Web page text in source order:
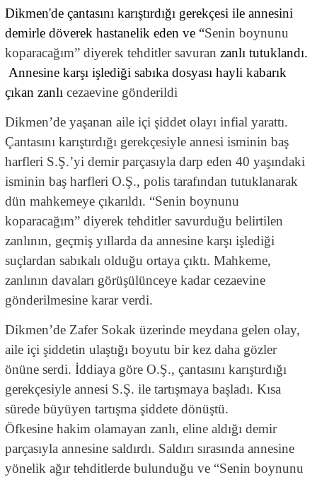
Dikmen'de çantasını karıştırdığı gerekçesi ile annesini
demirle döverek hastanelik eden ve “Senin boynunu
koparacağım” diyerek tehditler savuran zanlı tutuklandı.
Annesine karşı işlediği sabıka dosyası hayli kabarık
çıkan zanlı cezaevine gönderildi
Dikmen’de yaşanan aile içi şiddet olayı infial yarattı.
Çantasını karıştırdığı gerekçesiyle annesi isminin baş
harfleri S.Ş.’yi demir parçasıyla darp eden 40 yaşındaki
isminin baş harfleri O.Ş., polis tarafından tutuklanarak
dün mahkemeye çıkarıldı. “Senin boynunu
koparacağım” diyerek tehditler savurduğu belirtilen
zanlının, geçmiş yıllarda da annesine karşı işlediği
suçlardan sabıkalı olduğu ortaya çıktı. Mahkeme,
zanlının davaları görüşülünceye kadar cezaevine
gönderilmesine karar verdi.
Dikmen’de Zafer Sokak üzerinde meydana gelen olay,
aile içi şiddetin ulaştığı boyutu bir kez daha gözler
önüne serdi. İddiaya göre O.Ş., çantasını karıştırdığı
gerekçesiyle annesi S.Ş. ile tartışmaya başladı. Kısa
sürede büyüyen tartışma şiddete dönüştü.
Öfkesine hakim olamayan zanlı, eline aldığı demir
parçasıyla annesine saldırdı. Saldırı sırasında annesine
yönelik ağır tehditlerde bulunduğu ve “Senin boynunu